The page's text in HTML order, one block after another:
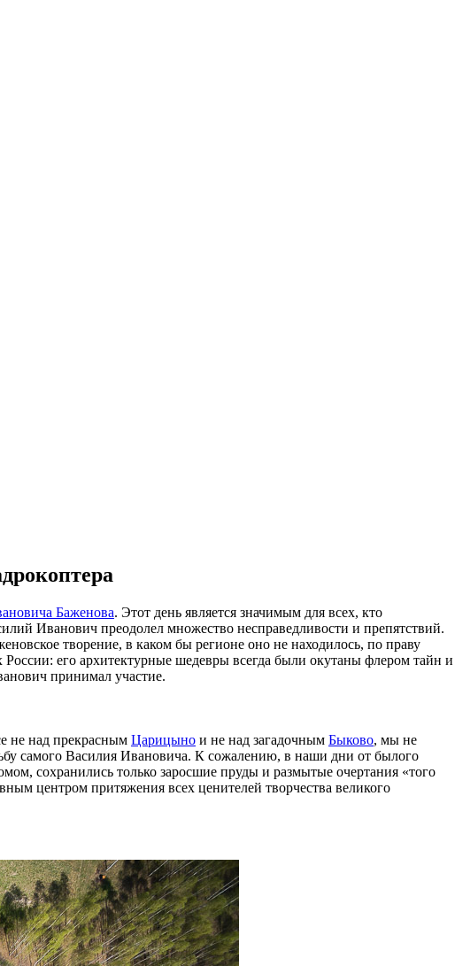
Баженова. Этот день является значимым для всех, кто
Иванович преодолел множество несправедливости и препятствий.
творение, в каком бы регионе оно не находилось, по праву
его архитектурные шедевры всегда были окутаны флером тайн и
принимал участие.
не над прекрасным Царицыно и не над загадочным Быково, мы не
самого Василия Ивановича. К сожалению, в наши дни от былого
сохранились только заросшие пруды и размытые очертания «того
центром притяжения всех ценителей творчества великого